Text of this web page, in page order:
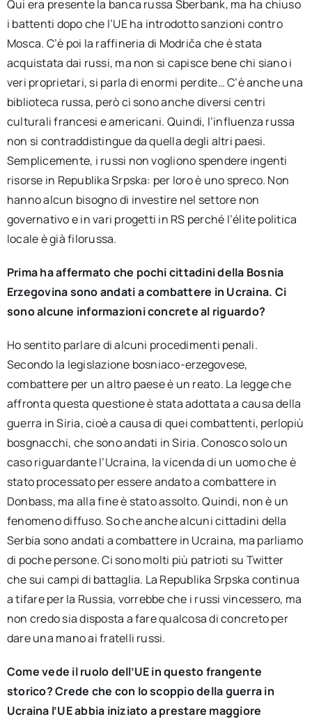
Qui era presente la banca russa Sberbank, ma ha chiuso
i battenti dopo che l’UE ha introdotto sanzioni contro
Mosca. C’è poi la raffineria di Modriča che è stata
acquistata dai russi, ma non si capisce bene chi siano i
veri proprietari, si parla di enormi perdite… C’è anche una
biblioteca russa, però ci sono anche diversi centri
culturali francesi e americani. Quindi, l’influenza russa
non si contraddistingue da quella degli altri paesi.
Semplicemente, i russi non vogliono spendere ingenti
risorse in Republika Srpska: per loro è uno spreco. Non
hanno alcun bisogno di investire nel settore non
governativo e in vari progetti in RS perché l’élite politica
locale è già filorussa.
Prima ha affermato che pochi cittadini della Bosnia
Erzegovina sono andati a combattere in Ucraina. Ci
sono alcune informazioni concrete al riguardo?
Ho sentito parlare di alcuni procedimenti penali.
Secondo la legislazione bosniaco-erzegovese,
combattere per un altro paese è un reato. La legge che
affronta questa questione è stata adottata a causa della
guerra in Siria, cioè a causa di quei combattenti, perlopiù
bosgnacchi, che sono andati in Siria. Conosco solo un
caso riguardante l’Ucraina, la vicenda di un uomo che è
stato processato per essere andato a combattere in
Donbass, ma alla fine è stato assolto. Quindi, non è un
fenomeno diffuso. So che anche alcuni cittadini della
Serbia sono andati a combattere in Ucraina, ma parliamo
di poche persone. Ci sono molti più patrioti su Twitter
che sui campi di battaglia. La Republika Srpska continua
a tifare per la Russia, vorrebbe che i russi vincessero, ma
non credo sia disposta a fare qualcosa di concreto per
dare una mano ai fratelli russi.
Come vede il ruolo dell’UE in questo frangente
storico? Crede che con lo scoppio della guerra in
Ucraina l’UE abbia iniziato a prestare maggiore